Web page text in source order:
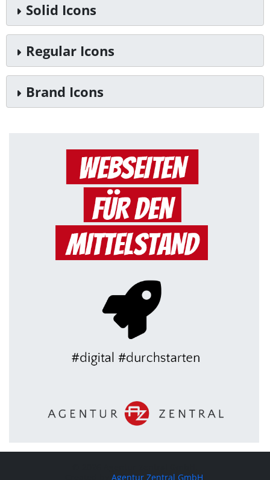
Solid Icons
Regular Icons
Brand Icons
Agentur Zentral GmbH